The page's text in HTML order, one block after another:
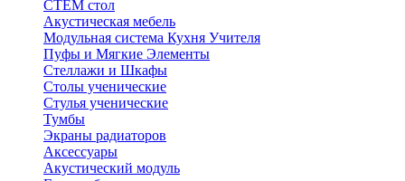
СТЕМ стол
Акустическая мебель
Модульная система Кухня Учителя
Пуфы и Мягкие Элементы
Стеллажи и Шкафы
Столы ученические
Стулья ученические
Тумбы
Экраны радиаторов
Аксессуары
Акустический модуль